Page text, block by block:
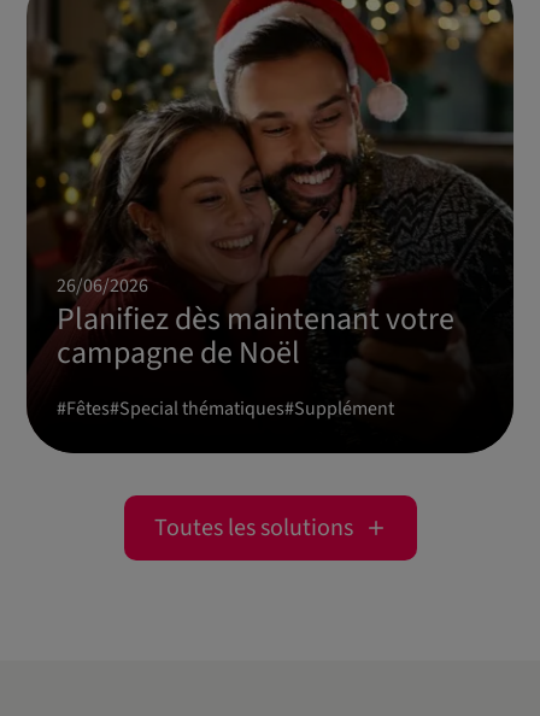
26/06/2026
Planifiez dès maintenant votre
campagne de Noël
#Fêtes#Special thématiques#Supplément
Toutes les solutions